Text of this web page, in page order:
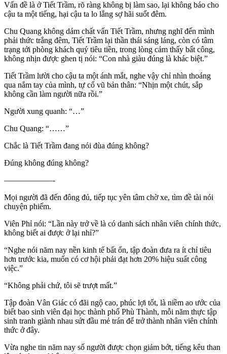
Vấn đề là ở Tiết Trầm, rõ ràng không bị làm sao, lại không báo cho
cậu ta một tiếng, hại cậu ta lo lắng sợ hãi suốt đêm.
Chu Quang không dám chất vấn Tiết Trầm, nhưng nghĩ đến mình
phải thức trắng đêm, Tiết Trầm lại thần thái sáng láng, còn có tâm
trạng tới phòng khách quý tiêu tiền, trong lòng cảm thấy bất công,
không nhịn được ghen tị nói: “Con nhà giàu đúng là khác biệt.”
Tiết Trầm lười cho cậu ta một ánh mắt, nghe vậy chỉ nhìn thoáng
qua nắm tay của mình, tự cổ vũ bản thân: “Nhịn một chút, sắp
không cần làm người nữa rồi.”
Người xung quanh: “…”
Chu Quang: “……”
Chắc là Tiết Trầm đang nói đùa đúng không?
Đúng không đúng không?
——————-
Mọi người đã đến đông đủ, tiếp tục yên tâm chờ xe, tìm đề tài nói
chuyện phiếm.
Viên Phỉ nói: “Lần này trở về là có danh sách nhân viên chính thức,
không biết ai được ở lại nhỉ?”
“Nghe nói năm nay nền kinh tế bất ổn, tập đoàn đưa ra ít chỉ tiêu
hơn trước kia, muốn có cơ hội phải đạt hơn 20% hiệu suất công
việc.”
“Không phải chứ, tôi sẽ trượt mất.”
Tập đoàn Vân Giác có đãi ngộ cao, phúc lợi tốt, là niềm ao ước của
biết bao sinh viên đại học thành phố Phù Thành, mỗi năm thực tập
sinh tranh giành nhau sứt đầu mẻ trán để trở thành nhân viên chính
thức ở đây.
Vừa nghe tin năm nay số người được chọn giảm bớt, tiếng kêu than